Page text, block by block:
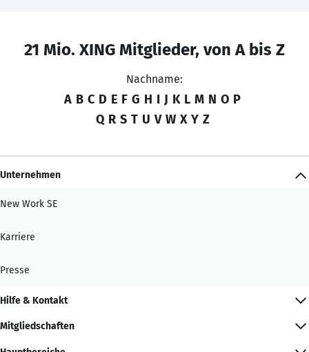
21 Mio. XING Mitglieder, von A bis Z
Nachname:
A B C D E F G H I J K L M N O P
Q R S T U V W X Y Z
Unternehmen
New Work SE
Karriere
Presse
Hilfe & Kontakt
Mitgliedschaften